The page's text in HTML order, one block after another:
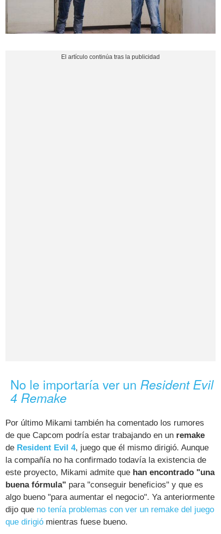
No le importaría ver un Resident Evil
4 Remake
Por último Mikami también ha comentado los rumores
de que Capcom podría estar trabajando en un remake
de Resident Evil 4, juego que él mismo dirigió. Aunque
la compañía no ha confirmado todavía la existencia de
este proyecto, Mikami admite que han encontrado "una
buena fórmula" para "conseguir beneficios" y que es
algo bueno "para aumentar el negocio". Ya anteriormente
dijo que no tenía problemas con ver un remake del juego
que dirigió mientras fuese bueno.